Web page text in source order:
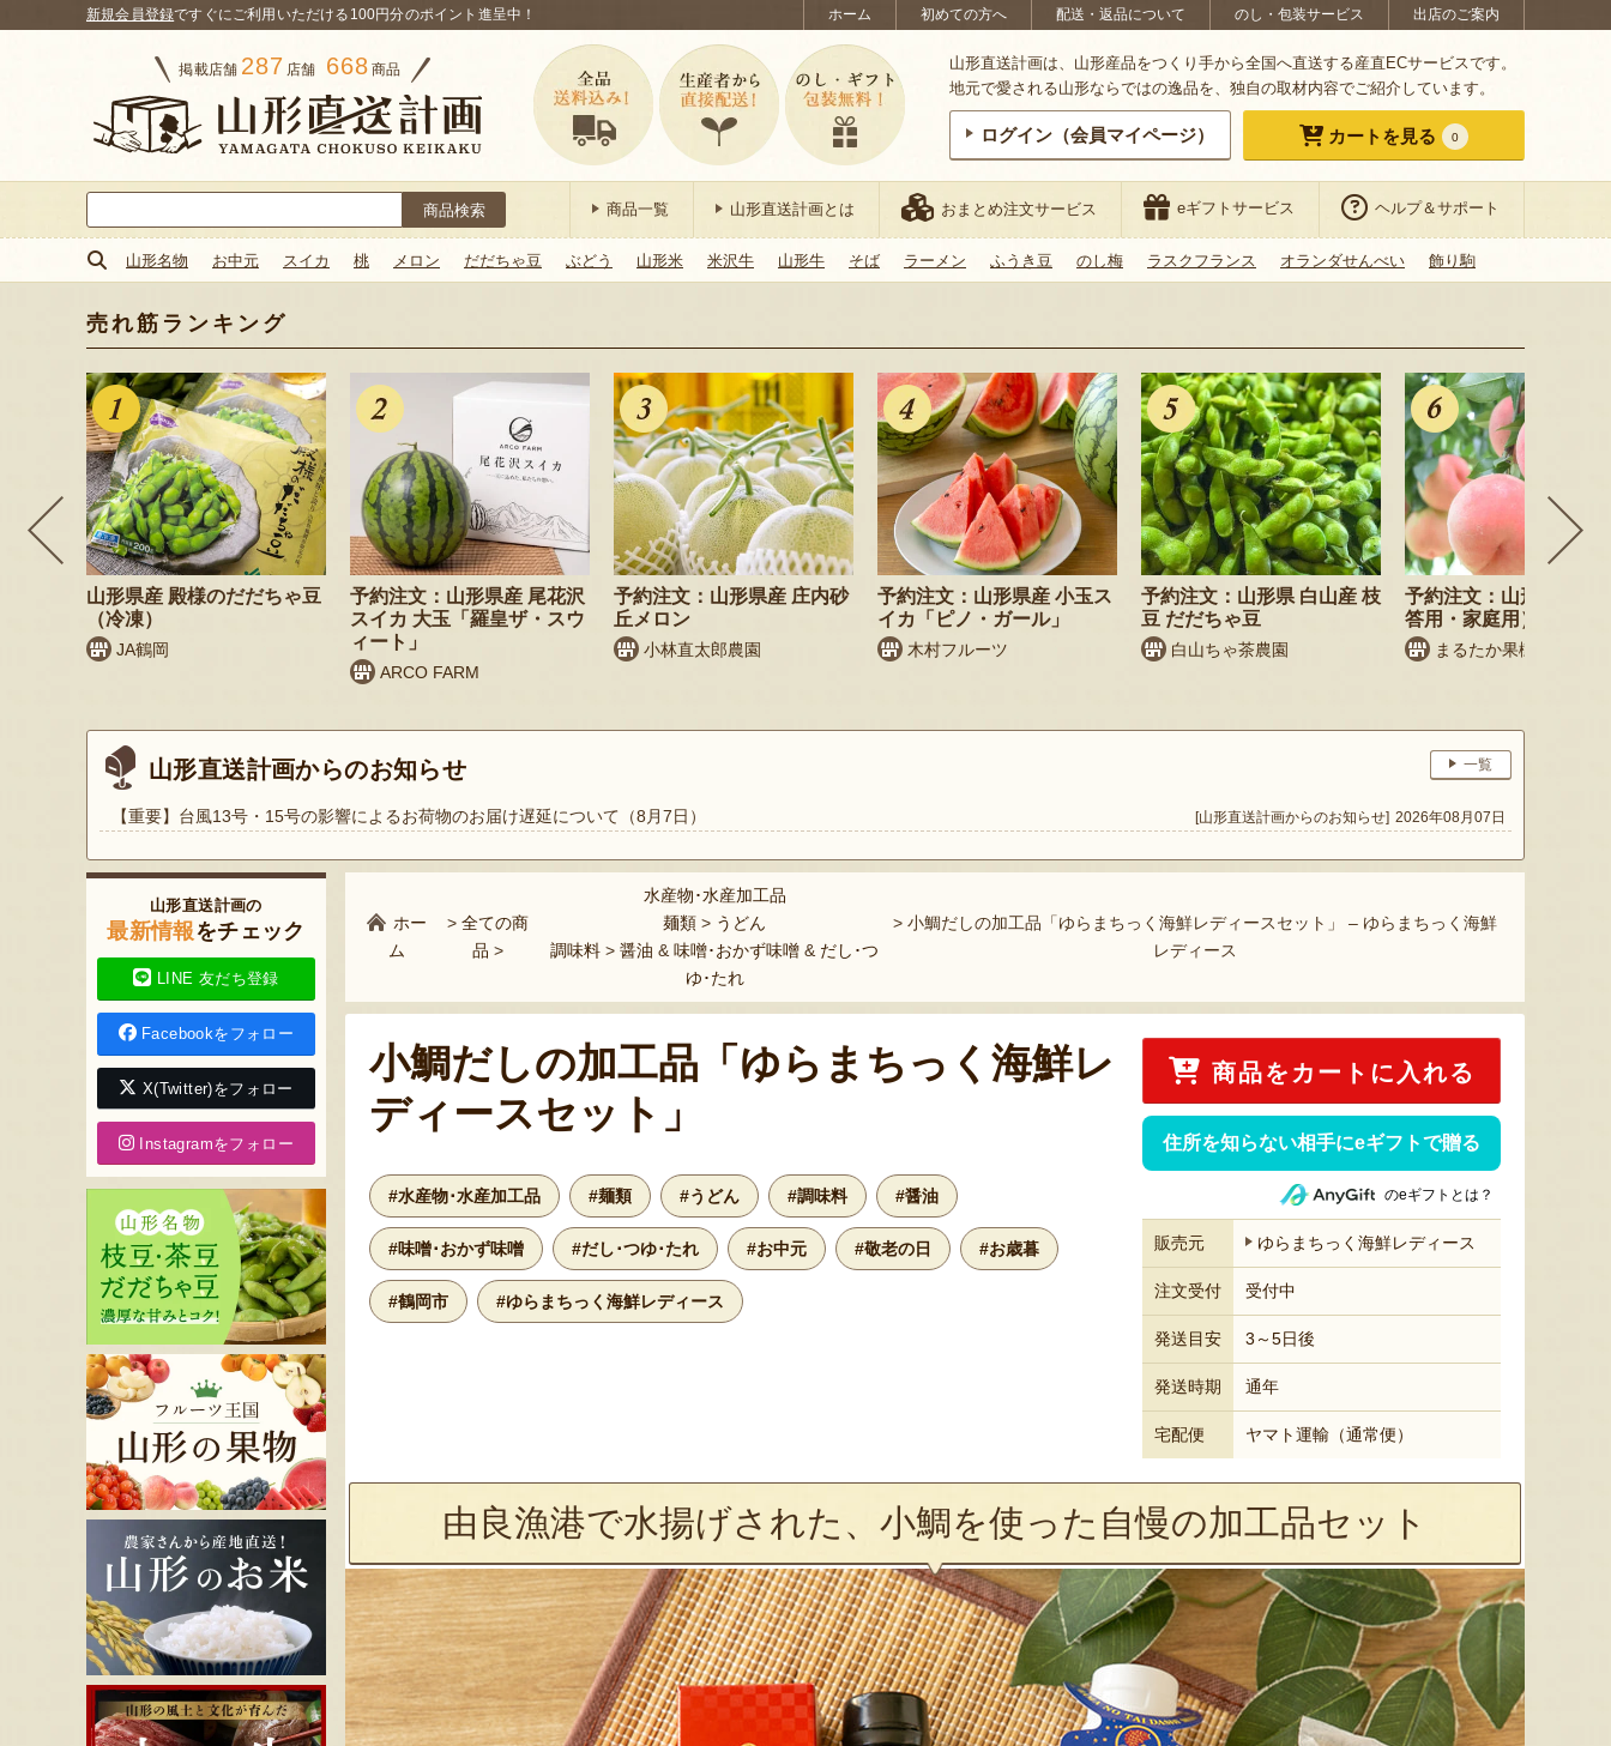
ホーム 初めての方へ 配送・返品について のし・包装サービス 出店のご案内
新規会員登録ですぐにご利用いただける100円分のポイント進呈中！
掲載店舗 287 店舗 668 商品
山形直送計画は、山形産品をつくり手から全国へ直送する産直ECサービスです。
地元で愛される山形ならではの逸品を、独自の取材内容でご紹介しています。
ログイン（会員マイページ） カートを見る 0
索:
商品一覧 山形直送計画とは おまとめ注文サービス eギフトサービス ヘルプ＆サポート
山形名物 お中元 スイカ 桃 メロン だだちゃ豆 ぶどう 山形米 米沢牛 山形牛 そば ラーメン ふうき豆 のし梅 ラスクフランス オランダせんべい 飾り駒
売れ筋ランキング
山形県産 殿様のだだちゃ豆
（冷凍）
JA鶴岡
予約注文：山形県産 尾花沢
スイカ 大玉「羅皇ザ・スウ
ィート」
ARCO FARM
予約注文：山形県産 庄内砂
丘メロン
小林直太郎農園
予約注文：山形県産 小玉ス
イカ「ピノ・ガール」
木村フルーツ
予約注文：山形県 白山産 枝
豆 だだちゃ豆
白山ちゃ茶農園
予約注文：山形県産 桃
答用・家庭用）
まるたか果樹園
山形直送計画からのお知らせ 一覧
【重要】台風13号・15号の影響によるお荷物のお届け遅延について（8月7日） [山形直送計画からのお知らせ] 2026年08月07日
ホー
ム
> 全ての商
品 >
水産物･水産加工品
麺類 > うどん
調味料 > 醤油 & 味噌･おかず味噌 & だし･つ
ゆ･たれ
> 小鯛だしの加工品「ゆらまちっく海鮮レディースセット」 – ゆらまちっく海鮮
レディース
小鯛だしの加工品「ゆらまちっく海鮮レ
ディースセット」
#水産物･水産加工品 #麺類 #うどん #調味料 #醤油
#味噌･おかず味噌 #だし･つゆ･たれ #お中元 #敬老の日 #お歳暮
#鶴岡市 #ゆらまちっく海鮮レディース
商品をカートに入れる
住所を知らない相手にeギフトで贈る
のeギフトとは？
販売元 ゆらまちっく海鮮レディース
注文受付 受付中
発送目安 3～5日後
発送時期 通年
宅配便 ヤマト運輸（通常便）
由良漁港で水揚げされた、小鯛を使った自慢の加工品セット
山形直送計画の
最新情報をチェック
LINE 友だち登録
Facebookをフォロー
X(Twitter)をフォロー
Instagramをフォロー